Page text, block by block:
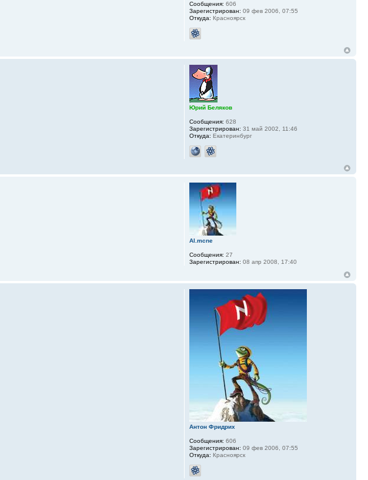
Сообщения: 606
Зарегистрирован: 09 фев 2006, 07:55
Откуда: Красноярск
Юрий Беляков
Сообщения: 628
Зарегистрирован: 31 май 2002, 11:46
Откуда: Екатеринбург
Al.mcne
Сообщения: 27
Зарегистрирован: 08 апр 2008, 17:40
Антон Фридрих
Сообщения: 606
Зарегистрирован: 09 фев 2006, 07:55
Откуда: Красноярск